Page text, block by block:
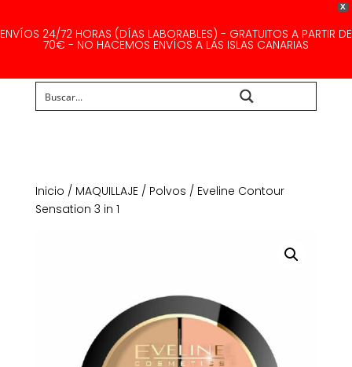
X
ENVÍOS 24/72 HORAS (DÍAS LABORABLES) - GRATUITOS A PARTIR DE
70€ - NO HACEMOS ENVÍOS A LAS ISLAS CANARIAS
Inicio / MAQUILLAJE/ Polvos / Eveline Contour
Sensation 3 in 1